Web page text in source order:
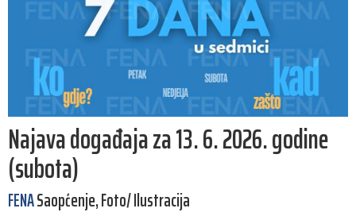
Najava događaja za 13. 6. 2026. godine
(subota)
FENASaopćenje, Foto/ Ilustracija